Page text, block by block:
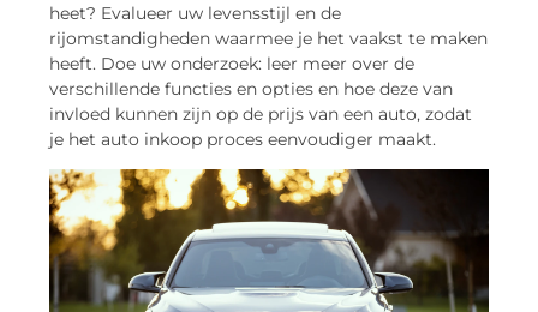
heet? Evalueer uw levensstijl en de
rijomstandigheden waarmee je het vaakst te maken
heeft. Doe uw onderzoek: leer meer over de
verschillende functies en opties en hoe deze van
invloed kunnen zijn op de prijs van een auto, zodat
je het auto inkoop proces eenvoudiger maakt.